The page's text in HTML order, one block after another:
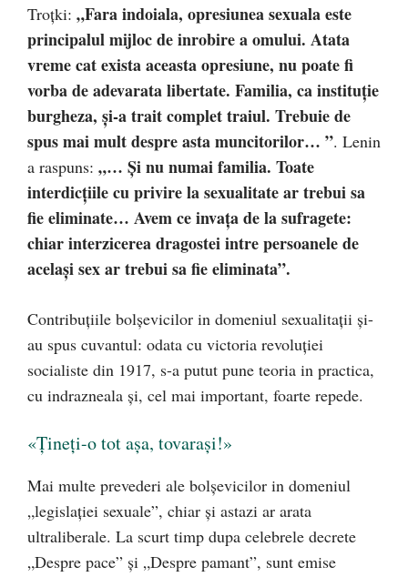
Troțki: „Fara indoiala, opresiunea sexuala este
principalul mijloc de inrobire a omului. Atata
vreme cat exista aceasta opresiune, nu poate fi
vorba de adevarata libertate. Familia, ca instituție
burgheza, și-a trait complet traiul. Trebuie de
spus mai mult despre asta muncitorilor… ”. Lenin
a raspuns: „… Și nu numai familia. Toate
interdicțiile cu privire la sexualitate ar trebui sa
fie eliminate… Avem ce invața de la sufragete:
chiar interzicerea dragostei intre persoanele de
același sex ar trebui sa fie eliminata”.
Contribuțiile bolșevicilor in domeniul sexualitații și-
au spus cuvantul: odata cu victoria revoluției
socialiste din 1917, s-a putut pune teoria in practica,
cu indrazneala și, cel mai important, foarte repede.
«Țineți-o tot așa, tovarași!»
Mai multe prevederi ale bolșevicilor in domeniul
„legislației sexuale”, chiar și astazi ar arata
ultraliberale. La scurt timp dupa celebrele decrete
„Despre pace” și „Despre pamant”, sunt emise